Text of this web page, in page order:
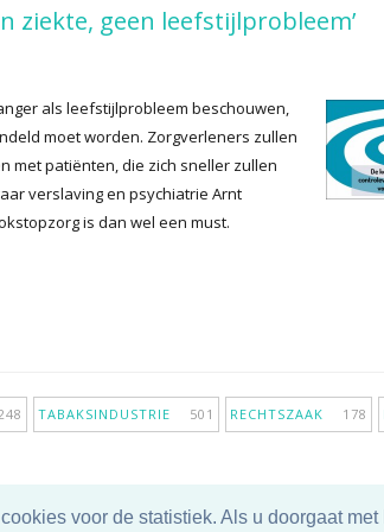
voor de statistiek. Als u doorgaat
ziekte, geen leefstijlprobleem’
als leefstijlprobleem beschouwen,
moet worden. Zorgverleners zullen
met patiënten, die zich sneller zullen
verslaving en psychiatrie Arnt
is dan wel een must.
TABAKSINDUSTRIE 501 RECHTSZAAK 178